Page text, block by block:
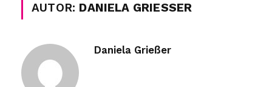
AUTOR: DANIELA GRIESSER
Daniela Grießer